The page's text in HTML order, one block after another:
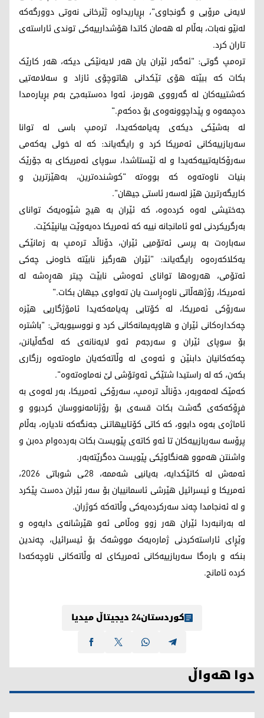
لایەنی مرۆیی و گونجاوی"، بڕیاریداوە ژێرخانی نەوتی دوورگەکە
لەنێو نەبات، بەڵام لە هەمان کاتدا هۆشدارییەکی توندی ئاراستەی
تاران کرد.
ترەمپ گوتی: "ئەگەر ئێران یان هەر لایەنێکی دیکە، هەر کارێک
بکات کە ببێتە هۆی تێکدانی هاتوچۆی ئازاد و سەلامەتیی
کەشتییەکان لە گەرووی هورمز، ئەوا دەستبەجێ بەم بڕیارەمدا
دەچمەوە و پێداچوونەوەی بۆ دەکەم."
لە بەشێکی دیکەی پەیامەکەیدا، ترەمپ باسی لە توانا
سەربازییەکانی ئەمریکا کرد و رایگەیاند: کە لە خولی یەکەمی
سەرۆکایەتییەکەیدا و لە ئێستاشدا، سوپای ئەمریکای بە جۆرێک
بنیات ناوەتەوە کە بووەتە "کوشندەترین، بەهێزترین و
کاریگەرترین هێز لەسەر ئاستی جیهان".
جەختیشی لەوە کردەوە، کە ئێران بە هیچ شێوەیەک توانای
بەرگریکردنی لەو ئامانجانە نییە کە ئەمریکا دەیەوێت بیانپێکێت.
سەبارەت بە پرسی ئەتۆمیی ئێران، دۆناڵد ترەمپ بە زمانێکی
یەکلاکەرەوە رایگەیاند: "ئێران هەرگیز نابێتە خاوەنی چەکی
ئەتۆمی، هەروەها توانای ئەوەشی نابێت چیتر هەڕەشە لە
ئەمریکا، رۆژهەڵاتی ناوەڕاست یان تەواوی جیهان بکات."
سەرۆکی ئەمریکا، لە کۆتایی پەیامەکەیدا ئامۆژگاریی هێزە
چەکدارەکانی ئێران و هاوپەیمانەکانی کرد و نووسیویەتی: "باشترە
بۆ سوپای ئێران و سەرجەم ئەو لایەنانەی کە لەگەڵیانن،
چەکەکانیان دابنێن و ئەوەی لە وڵاتەکەیان ماوەتەوە رزگاری
بکەن، کە لە راستیدا شتێکی ئەوتۆشی لێ نەماوەتەوە".
کەمێک لەمەوبەر، دۆناڵد ترەمپ، سەرۆکی ئەمریکا، بەر لەوەی بە
فڕۆکەکەی گەشت بکات قسەی بۆ رۆژنامەنووسان کردبوو و
ئاماژەی بەوە دابوو، کە کاتی کۆتاییهاتنی جەنگەکە نادیارە، بەڵام
پرۆسە سەربازییەکان تا ئەو کاتەی پێویست بکات بەردەوام دەبن و
واشنتن هەموو هەنگاوێکی پێویست دەگرێتەبەر.
ئەمەش لە کاتێکدایە، بەیانیی شەممە، 28ـی شوباتی 2026،
ئەمریکا و ئیسرائیل هێرشی ئاسمانییان بۆ سەر ئێران دەست پێکرد
و لە ئەنجامدا چەند سەرکردەیەکی وڵاتەکە کوژران.
لە بەرانبەردا ئێران هەر زوو وەڵامی ئەو هێرشانەی دایەوە و
وێڕای ئاراستەکردنی ژمارەیەک مووشەک بۆ ئیسرائیل، چەندین
بنکە و بارەگا سەربازییەکانی ئەمریکای لە وڵاتەکانی ناوچەکەدا
کردە ئامانج.
کوردستان24 دیجیتاڵ میدیا
دوا هەواڵ